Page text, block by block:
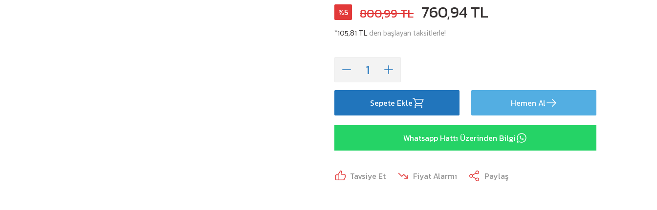
%5 800,99 TL 760,94 TL
*105,81 TLden başlayan taksitlerle!
Sepete Ekle Hemen Al
Whatsapp Hattı Üzerinden Bilgi
Tavsiye Et Fiyat Alarmı Paylaş